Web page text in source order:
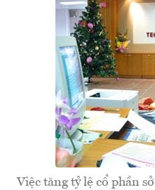
Việc tăng tỷ lệ cổ phần